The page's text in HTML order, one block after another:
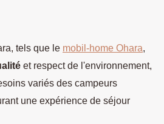
tels que le mobil-home Ohara,
et respect de l'environnement,
variés des campeurs
une expérience de séjour